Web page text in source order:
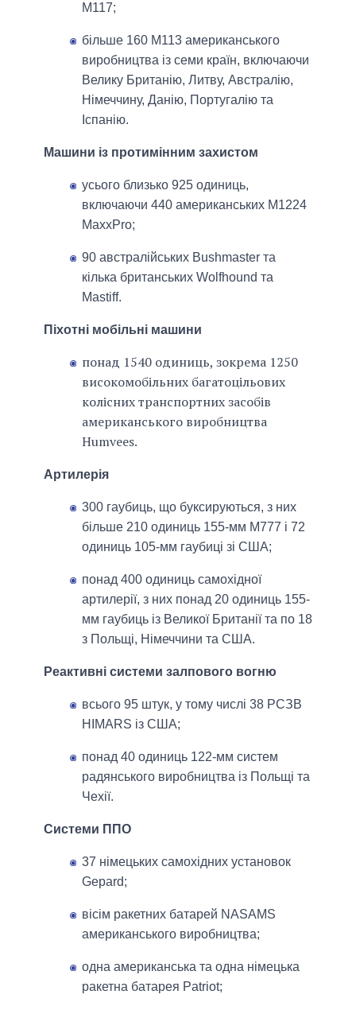
M117;
більше 160 M113 американського
виробництва із семи країн, включаючи
Велику Британію, Литву, Австралію,
Німеччину, Данію, Португалію та
Іспанію.
Машини із протимінним захистом
усього близько 925 одиниць,
включаючи 440 американських M1224
MaxxPro;
90 австралійських Bushmaster та
кілька британських Wolfhound та
Mastiff.
Піхотні мобільні машини
понад 1540 одиниць, зокрема 1250
високомобільних багатоцільових
колісних транспортних засобів
американського виробництва
Humvees.
Артилерія
300 гаубиць, що буксируються, з них
більше 210 одиниць 155-мм M777 і 72
одиниць 105-мм гаубиці зі США;
понад 400 одиниць самохідної
артилерії, з них понад 20 одиниць 155-
мм гаубиць із Великої Британії та по 18
з Польщі, Німеччини та США.
Реактивні системи залпового вогню
всього 95 штук, у тому числі 38 РСЗВ
HIMARS із США;
понад 40 одиниць 122-мм систем
радянського виробництва із Польщі та
Чехії.
Системи ППО
37 німецьких самохідних установок
Gepard;
вісім ракетних батарей NASAMS
американського виробництва;
одна американська та одна німецька
ракетна батарея Patriot;